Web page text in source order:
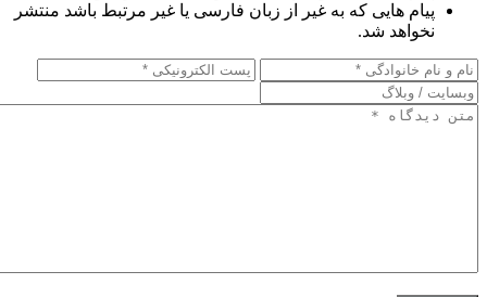
پیام هایی که به غیر از زبان فارسی یا غیر مرتبط باشد منتشر
نخواهد شد.